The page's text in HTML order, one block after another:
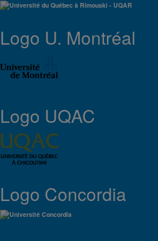
Logo U. Montréal
Logo UQAC
Logo Concordia